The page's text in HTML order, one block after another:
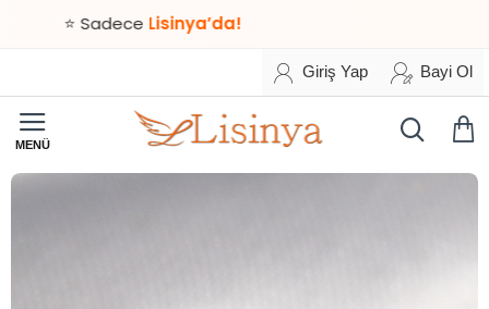
⭐ SadeceLisinya’da!
Giriş Yap Bayi Ol